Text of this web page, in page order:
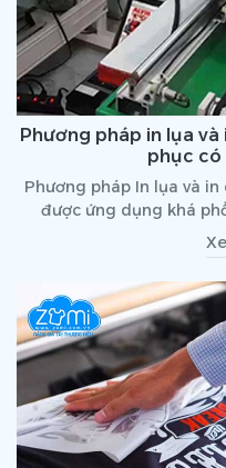
Phương pháp in lụa
phục có
Phương pháp In lụa và
được ứng dụng khá
không biết nên lựa
Zumi sẽ giúp bạn